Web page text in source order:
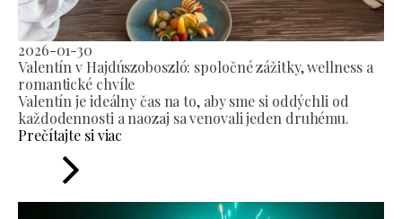
2026-01-30
Valentín v Hajdúszoboszló: spoločné zážitky, wellness a
romantické chvíle
Valentín je ideálny čas na to, aby sme si oddýchli od
každodennosti a naozaj sa venovali jeden druhému.
Prečítajte si viac